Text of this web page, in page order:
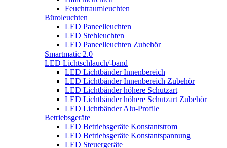
Feuchtraumleuchten
Büroleuchten
LED Paneelleuchten
LED Stehleuchten
LED Paneelleuchten Zubehör
Smartmatic 2.0
LED Lichtschlauch/-band
LED Lichtbänder Innenbereich
LED Lichtbänder Innenbereich Zubehör
LED Lichtbänder höhere Schutzart
LED Lichtbänder höhere Schutzart Zubehör
LED Lichtbänder Alu-Profile
Betriebsgeräte
LED Betriebsgeräte Konstantstrom
LED Betriebsgeräte Konstantspannung
LED Steuergeräte